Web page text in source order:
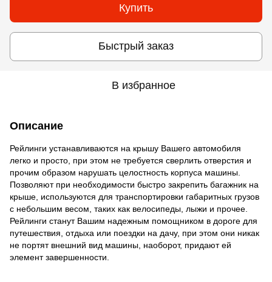
Купить
Быстрый заказ
В избранное
Описание
Рейлинги устанавливаются на крышу Вашего автомобиля
легко и просто, при этом не требуется сверлить отверстия и
прочим образом нарушать целостность корпуса машины.
Позволяют при необходимости быстро закрепить багажник на
крыше, используются для транспортировки габаритных грузов
с небольшим весом, таких как велосипеды, лыжи и прочее.
Рейлинги станут Вашим надежным помощником в дороге для
путешествия, отдыха или поездки на дачу, при этом они никак
не портят внешний вид машины, наоборот, придают ей
элемент завершенности.